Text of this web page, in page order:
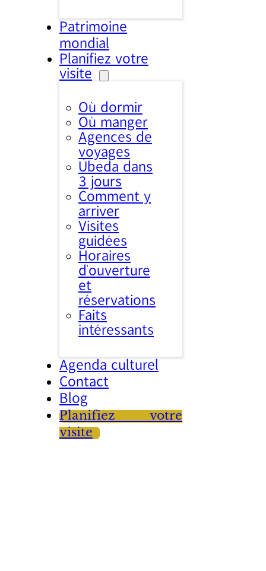
Patrimoine
mondial
Planifiez votre
visite
Où dormir
Où manger
Agences de
voyages
Úbeda dans
3 jours
Comment y
arriver
Visites
guidées
Horaires
d’ouverture
et
réservations
Faits
intéressants
Agenda culturel
Contact
Blog
Planifiez votre
visite